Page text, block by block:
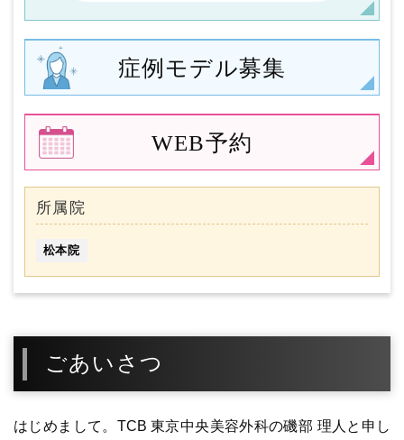
症例モデル募集
WEB予約
所属院
松本院
ごあいさつ
はじめまして。TCB 東京中央美容外科の磯部 理人と申し